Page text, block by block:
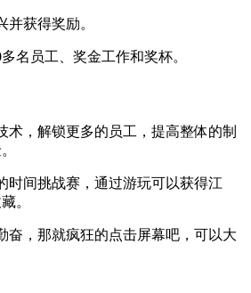
并获得奖励。
名员工、奖金工作和奖杯。
术，解锁更多的员工，提高整体的制
时间挑战赛，通过游玩可以获得江
。
奋，那就疯狂的点击屏幕吧，可以大